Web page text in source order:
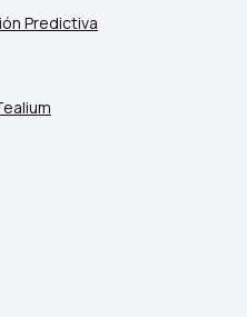
Predictiva